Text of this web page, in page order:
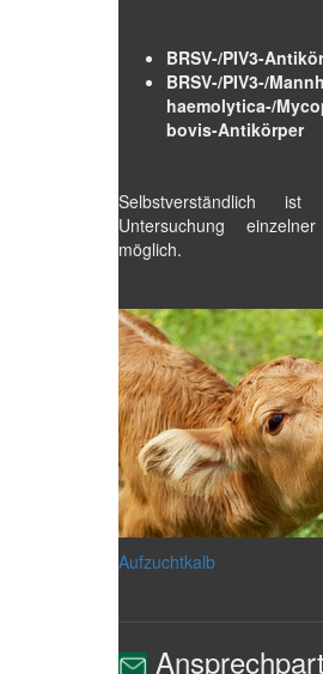
BRSV-/PIV3-
BRSV-/PIV3-/
haemolytica-/
bovis-Antikörper
Selbstverständlich
Untersuchung
möglich.
Aufzuchtkalb